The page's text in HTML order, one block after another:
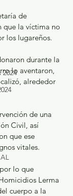
2024
de
que la víctima no
los lugareños.
durante la
lo aventaron,
alrededor
de una
Civil, así
que ese
vitales.
lo que
Lerma
cuerpo a la